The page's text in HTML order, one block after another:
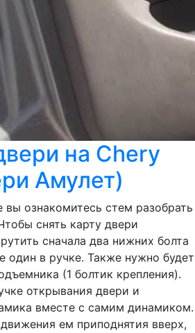
на Chery
Амулет)
ознакомитесь стем разобрать
снять карту двери
сначала два нижних болта
один в ручке. Также нужно будет
(1 болтик крепления).
открывания двери и
вместе с самим динамиком.
ем приподнятия вверх,